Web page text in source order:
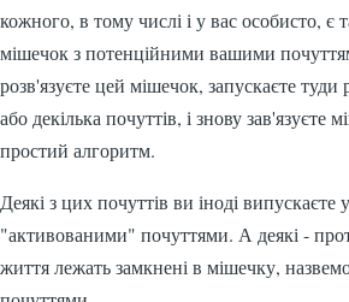
кожного, в тому числі і у вас особисто, є
мішечок з потенційними вашими
розв'язуєте цей мішечок, запускаєте
або декілька почуттів, і знову зав'язуєте
простий алгоритм.
Деякі з цих почуттів ви іноді випускаєте
"активованими" почуттями. А деякі -
життя лежать замкнені в мішечку,